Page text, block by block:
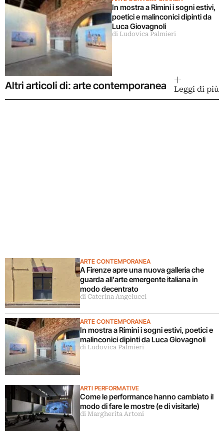
In mostra a Rimini i sogni estivi,
poetici e malinconici dipinti da
Luca Giovagnoli
di Ludovica Palmieri
Altri articoli di: arte contemporanea Leggi di più
ARTE CONTEMPORANEA
A Firenze apre una nuova galleria che
guarda all’arte emergente italiana in
modo decentrato
di Caterina Angelucci
ARTE CONTEMPORANEA
In mostra a Rimini i sogni estivi, poetici e
malinconici dipinti da Luca Giovagnoli
di Ludovica Palmieri
ARTI PERFORMATIVE
Come le performance hanno cambiato il
modo di fare le mostre (e di visitarle)
di Margherita Artoni